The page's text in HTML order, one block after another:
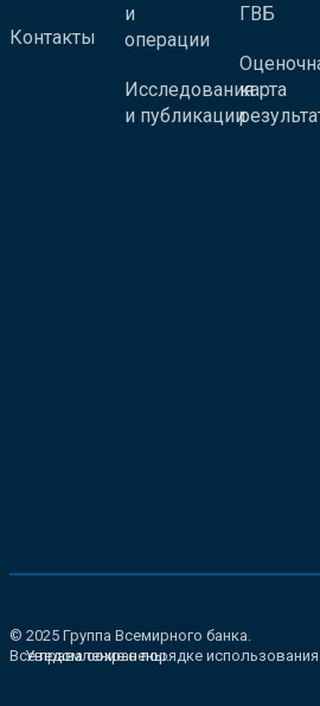
Контакты
и
операции
Исследования
и публикации
ГВБ
карта
© 2025 Группа Всемирного банка.
Все права сохранены.
Уведомление о порядке